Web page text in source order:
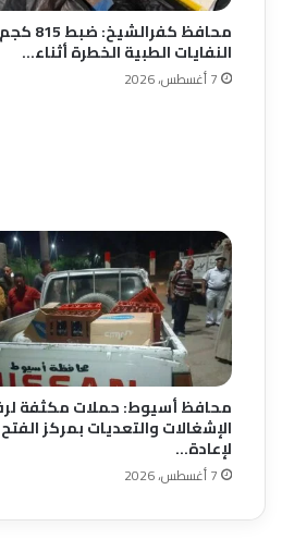
محافظ
النفايات الطبية الخطرة أثناء…
7 أغسطس، 2026
محافظ أسيوط: حملات مكثفة
الإشغالات والتعديات بمركز الفتح
لإعادة…
7 أغسطس، 2026